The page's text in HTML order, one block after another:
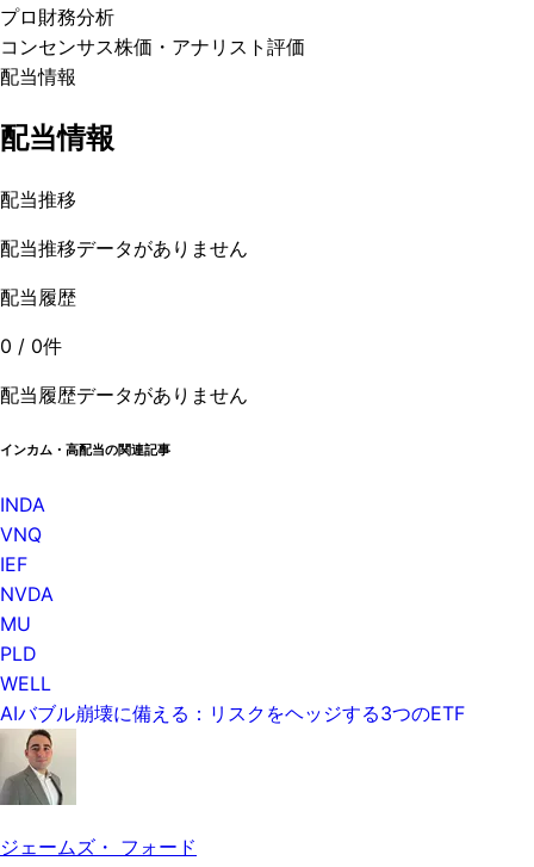
プロ 財務分析
コンセンサス株価 ・アナリスト評価
配当情報
配当情報
配当推移
配当推移データがありません
配当履歴
0 / 0件
配当履歴データがありません
インカム・高配当の関連記事
INDA
VNQ
IEF
NVDA
MU
PLD
WELL
AIバブル崩壊に備える：リスクをヘッジする3つのETF
ジェームズ・ フォード